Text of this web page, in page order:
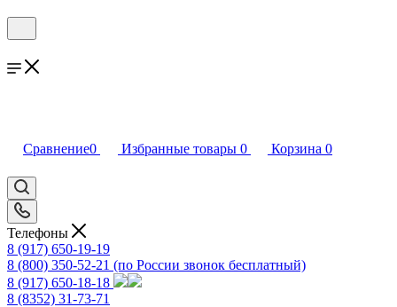
Сравнение0 Избранные товары 0 Корзина 0
Телефоны
8 (917) 650-19-19
8 (800) 350-52-21 (по России звонок бесплатный)
8 (917) 650-18-18
8 (8352) 31-73-71